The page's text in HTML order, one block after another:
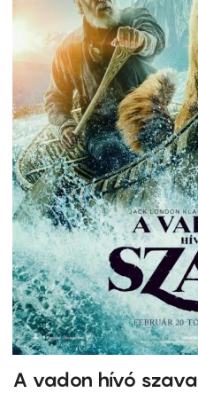
A vadon hívó szava